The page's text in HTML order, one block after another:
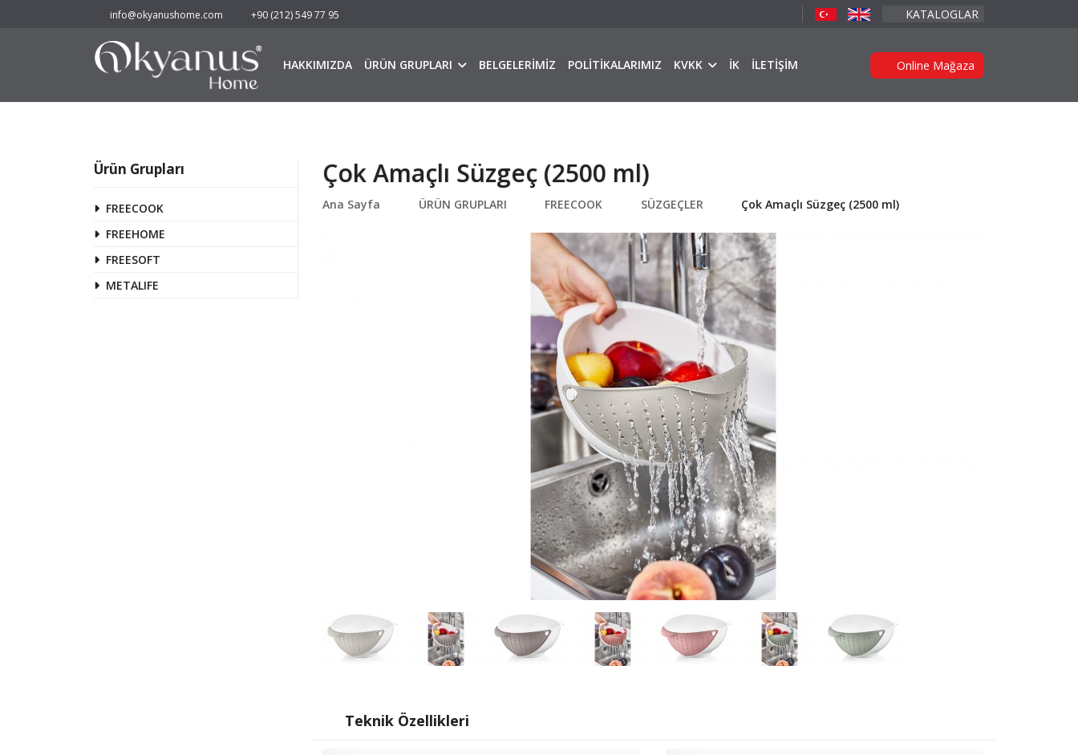
info@okyanushome.com +90 (212) 549 77 95 KATALOGLAR
HAKKIMIZDA ÜRÜN GRUPLARI BELGELERİMİZ POLİTİKALARIMIZ KVKK İK İLETİŞİM Online Mağaza
Ürün Grupları
FREECOOK
FREEHOME
FREESOFT
METALIFE
Çok Amaçlı Süzgeç (2500 ml)
Ana Sayfa ÜRÜN GRUPLARI FREECOOK SÜZGEÇLER Çok Amaçlı Süzgeç (2500 ml)
Teknik Özellikleri